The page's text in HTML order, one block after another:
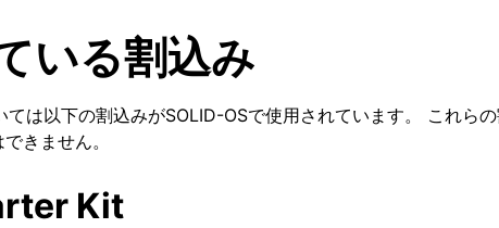
いる割込み
は以下の割込みがSOLID-OSで使用されています。 これら
きません。
Kit